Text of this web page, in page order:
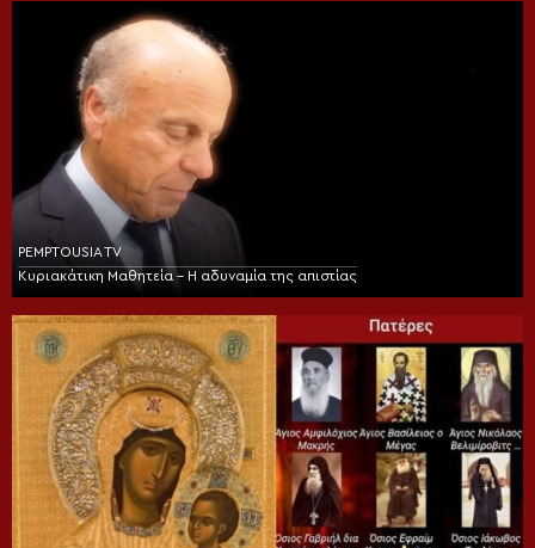
PEMPTOUSIA TV
Κυριακάτικη Μαθητεία – Η αδυναμία της απιστίας